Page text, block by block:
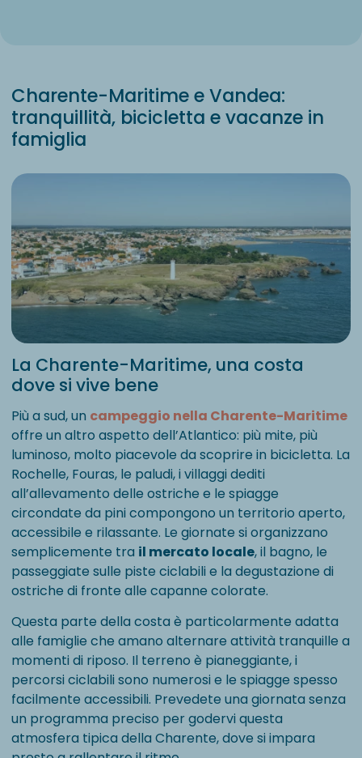
Charente-Maritime e Vandea:
tranquillità, bicicletta e vacanze in
famiglia
La Charente-Maritime, una costa
dove si vive bene
Più a sud, un campeggio nella Charente-Maritime
offre un altro aspetto dell’Atlantico: più mite, più
luminoso, molto piacevole da scoprire in bicicletta. La
Rochelle, Fouras, le paludi, i villaggi dediti
all’allevamento delle ostriche e le spiagge
circondate da pini compongono un territorio aperto,
accessibile e rilassante. Le giornate si organizzano
semplicemente tra il mercato locale, il bagno, le
passeggiate sulle piste ciclabili e la degustazione di
ostriche di fronte alle capanne colorate.
Questa parte della costa è particolarmente adatta
alle famiglie che amano alternare attività tranquille a
momenti di riposo. Il terreno è pianeggiante, i
percorsi ciclabili sono numerosi e le spiagge spesso
facilmente accessibili. Prevedete una giornata senza
un programma preciso per godervi questa
atmosfera tipica della Charente, dove si impara